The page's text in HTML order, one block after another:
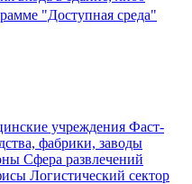
"Доступная среда"
учреждения Фаст-
фабрики, заводы
Сфера развлечений
Логистический сектор